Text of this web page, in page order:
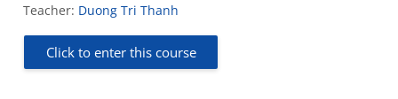
Teacher: Duong Tri Thanh
Click to enter this course